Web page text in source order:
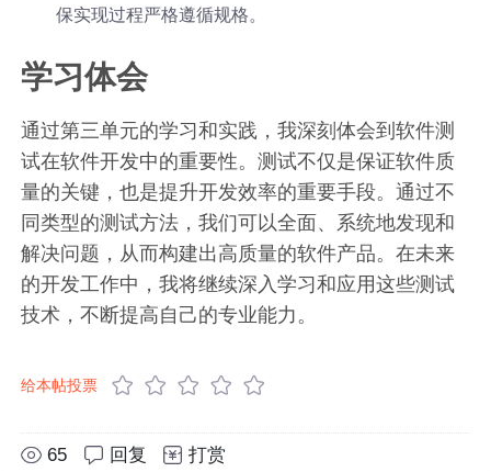
保实现过程严格遵循规格。
学习体会
通过第三单元的学习和实践，我深刻体会到软件测
试在软件开发中的重要性。测试不仅是保证软件质
量的关键，也是提升开发效率的重要手段。通过不
同类型的测试方法，我们可以全面、系统地发现和
解决问题，从而构建出高质量的软件产品。在未来
的开发工作中，我将继续深入学习和应用这些测试
技术，不断提高自己的专业能力。
给本帖投票
65 回复 打赏